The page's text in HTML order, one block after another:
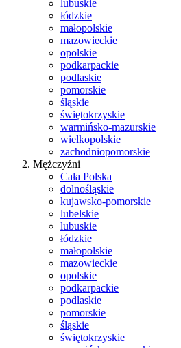
lubuskie
łódzkie
małopolskie
mazowieckie
opolskie
podkarpackie
podlaskie
pomorskie
śląskie
świętokrzyskie
warmińsko-mazurskie
wielkopolskie
zachodniopomorskie
Mężczyźni
Cała Polska
dolnośląskie
kujawsko-pomorskie
lubelskie
lubuskie
łódzkie
małopolskie
mazowieckie
opolskie
podkarpackie
podlaskie
pomorskie
śląskie
świętokrzyskie